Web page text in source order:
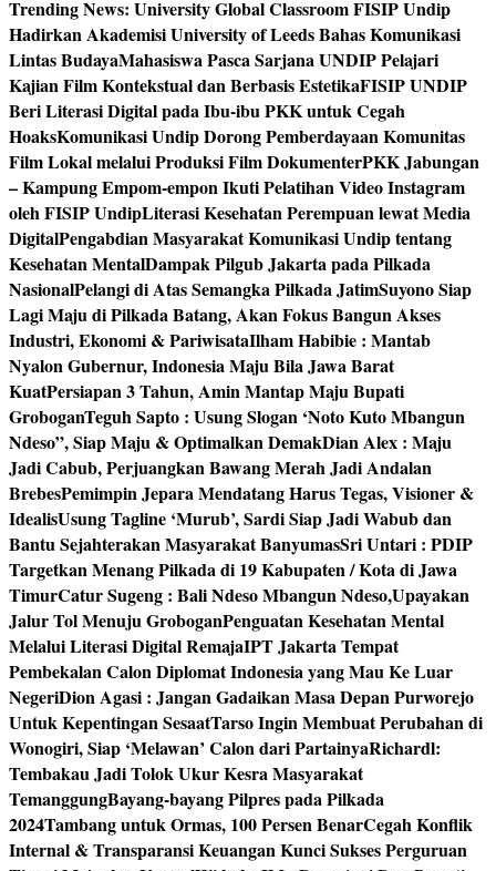
Trending News: University Global Classroom FISIP Undip
Hadirkan Akademisi University of Leeds Bahas Komunikasi
Lintas BudayaMahasiswa Pasca Sarjana UNDIP Pelajari
Kajian Film Kontekstual dan Berbasis EstetikaFISIP UNDIP
Beri Literasi Digital pada Ibu-ibu PKK untuk Cegah
HoaksKomunikasi Undip Dorong Pemberdayaan Komunitas
Film Lokal melalui Produksi Film DokumenterPKK Jabungan
– Kampung Empom-empon Ikuti Pelatihan Video Instagram
oleh FISIP UndipLiterasi Kesehatan Perempuan lewat Media
DigitalPengabdian Masyarakat Komunikasi Undip tentang
Kesehatan MentalDampak Pilgub Jakarta pada Pilkada
NasionalPelangi di Atas Semangka Pilkada JatimSuyono Siap
Lagi Maju di Pilkada Batang, Akan Fokus Bangun Akses
Industri, Ekonomi & PariwisataIlham Habibie : Mantab
Nyalon Gubernur, Indonesia Maju Bila Jawa Barat
KuatPersiapan 3 Tahun, Amin Mantap Maju Bupati
GroboganTeguh Sapto : Usung Slogan ‘Noto Kuto Mbangun
Ndeso”, Siap Maju & Optimalkan DemakDian Alex : Maju
Jadi Cabub, Perjuangkan Bawang Merah Jadi Andalan
BrebesPemimpin Jepara Mendatang Harus Tegas, Visioner &
IdealisUsung Tagline ‘Murub’, Sardi Siap Jadi Wabub dan
Bantu Sejahterakan Masyarakat BanyumasSri Untari : PDIP
Targetkan Menang Pilkada di 19 Kabupaten / Kota di Jawa
TimurCatur Sugeng : Bali Ndeso Mbangun Ndeso,Upayakan
Jalur Tol Menuju GroboganPenguatan Kesehatan Mental
Melalui Literasi Digital RemajaIPT Jakarta Tempat
Pembekalan Calon Diplomat Indonesia yang Mau Ke Luar
NegeriDion Agasi : Jangan Gadaikan Masa Depan Purworejo
Untuk Kepentingan SesaatTarso Ingin Membuat Perubahan di
Wonogiri, Siap ‘Melawan’ Calon dari PartainyaRichardl:
Tembakau Jadi Tolok Ukur Kesra Masyarakat
TemanggungBayang-bayang Pilpres pada Pilkada
2024Tambang untuk Ormas, 100 Persen BenarCegah Konflik
Internal & Transparansi Keuangan Kunci Sukses Perguruan